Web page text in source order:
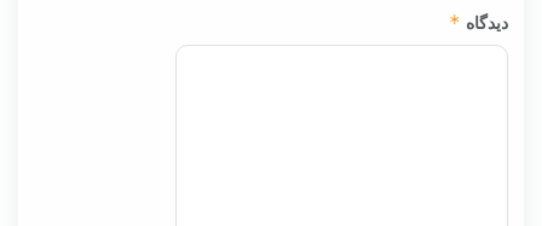
دیدگاه *